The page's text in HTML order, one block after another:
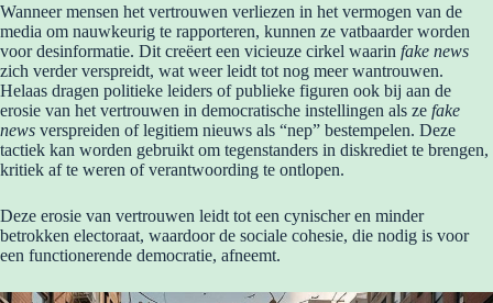
Wanneer mensen het vertrouwen verliezen in het vermogen van de
media om nauwkeurig te rapporteren, kunnen ze vatbaarder worden
voor desinformatie. Dit creëert een vicieuze cirkel waarin fake news
zich verder verspreidt, wat weer leidt tot nog meer wantrouwen.
Helaas dragen politieke leiders of publieke figuren ook bij aan de
erosie van het vertrouwen in democratische instellingen als ze fake
news verspreiden of legitiem nieuws als “nep” bestempelen. Deze
tactiek kan worden gebruikt om tegenstanders in diskrediet te brengen,
kritiek af te weren of verantwoording te ontlopen.
Deze erosie van vertrouwen leidt tot een cynischer en minder
betrokken electoraat, waardoor de sociale cohesie, die nodig is voor
een functionerende democratie, afneemt.